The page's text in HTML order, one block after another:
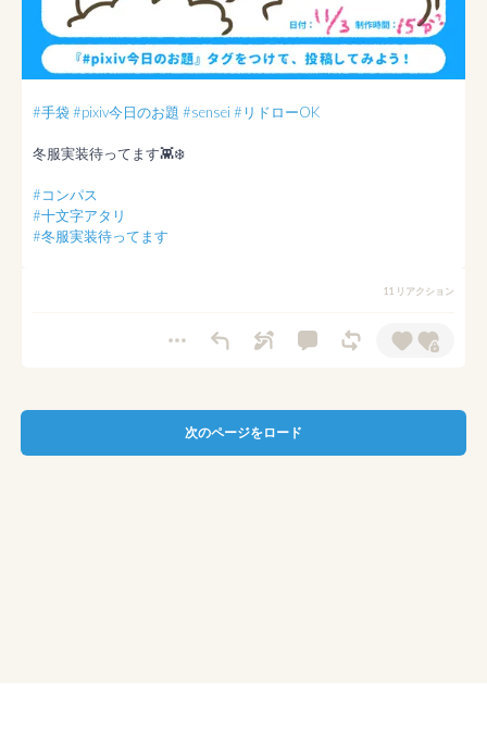
#手袋#pixiv今日のお題 #sensei #リドローOK
冬服実装待ってます👾❄️
#コンパス
#十文字アタリ
#冬服実装待ってます
11 リアクション
次のページをロード